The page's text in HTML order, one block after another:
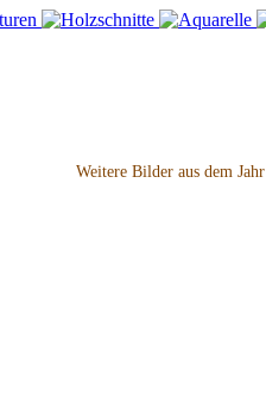
Weitere Bilder aus dem Jahr